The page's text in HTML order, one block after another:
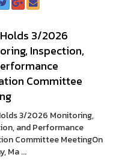
Holds 3/2026
Inspection,
Committee
3/2026 Monitoring,
and Performance
Committee MeetingOn
Ma ...